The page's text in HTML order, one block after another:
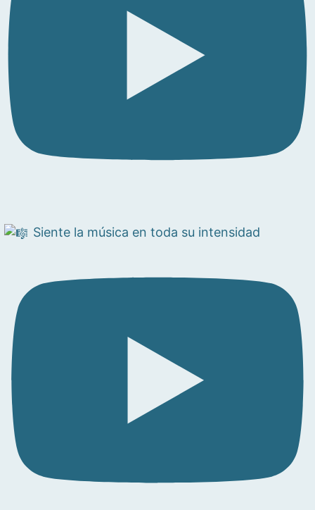
Siente la música en toda su intensidad